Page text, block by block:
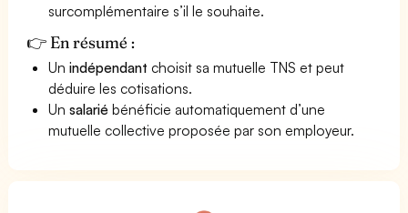
surcomplémentaire s’il le souhaite.
👉 En résumé :
Unindépendant choisit sa mutuelle TNS et peut
déduire les cotisations.
Unsalarié bénéficie automatiquement d’une
mutuelle collective proposée par son employeur.